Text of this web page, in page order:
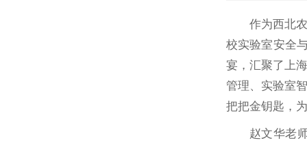
作为西北
校实验室安全
宴，汇聚了上
管理、实验室
把把金钥匙，
赵文华老